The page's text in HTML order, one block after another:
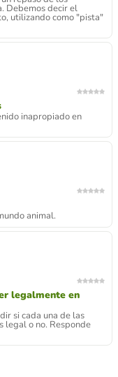
Debemos decir el
utilizando como "pista"
inapropiado en
animal.
legalmente en
si cada una de las
legal o no. Responde